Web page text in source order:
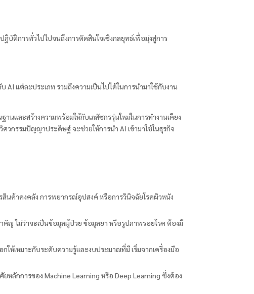
บัติการทั่วไปไปจนถึงการตัดสินใจเชิงกลยุทธ์เพื่อมุ่งสู่การ
AI แต่ละประเภท รวมถึงความเป็นไปได้ในการนำมาใช้กับงาน
และสร้างความพร้อมให้กับเภสัชกรรุ่นใหม่ในการทำงานเคียง
วกรรมปัญญาประดิษฐ์ จะช่วยให้การนำ AI เข้ามาใช้ในธุรกิจ
นค้าคงคลัง การพยากรณ์อุปสงค์ หรือการวินิจฉัยโรคผิวหนัง
คัญ ไม่ว่าจะเป็นข้อมูลผู้ป่วย ข้อมูลยา หรือรูปภาพรอยโรค ต้องมี
ให้เหมาะกับระดับความรู้และงบประมาณที่มี เริ่มจากเครื่องมือ
หลักการของ Machine Learning หรือ Deep Learning ซึ่งต้อง